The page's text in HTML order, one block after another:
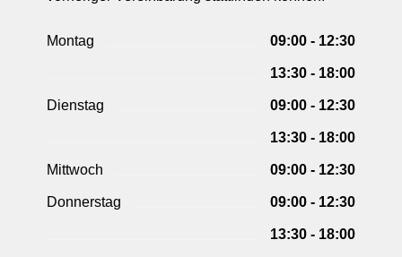
Montag 09:00 - 12:30
13:30 - 18:00
Dienstag 09:00 - 12:30
13:30 - 18:00
Mittwoch 09:00 - 12:30
Donnerstag 09:00 - 12:30
13:30 - 18:00